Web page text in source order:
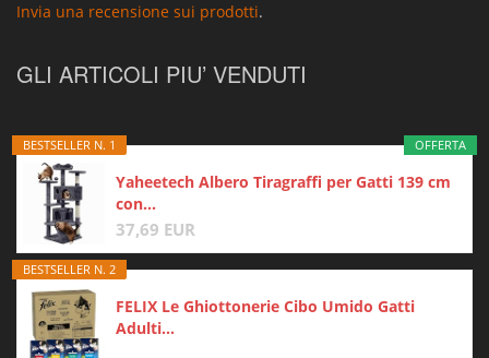
Invia una recensione sui prodotti.
GLI ARTICOLI PIU’ VENDUTI
OFFERTA
BESTSELLER N. 1
Yaheetech Albero Tiragraffi per Gatti 139 cm
con...
37,69 EUR
BESTSELLER N. 2
FELIX Le Ghiottonerie Cibo Umido Gatti
Adulti...